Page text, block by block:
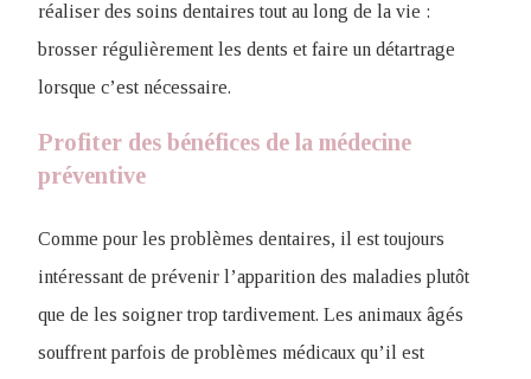
réaliser des soins dentaires tout au long de la vie :
brosser régulièrement les dents et faire un détartrage
lorsque c’est nécessaire.
Profiter des bénéfices de la médecine
préventive
Comme pour les problèmes dentaires, il est toujours
intéressant de prévenir l’apparition des maladies plutôt
que de les soigner trop tardivement. Les animaux âgés
souffrent parfois de problèmes médicaux qu’il est